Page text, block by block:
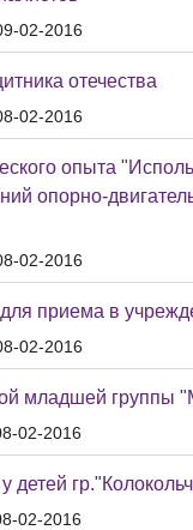
02-2016
отечества
02-2016
опыта
опорно-
02-2016
приема в
02-2016
младшей группы
02-2016
детей
02-2016